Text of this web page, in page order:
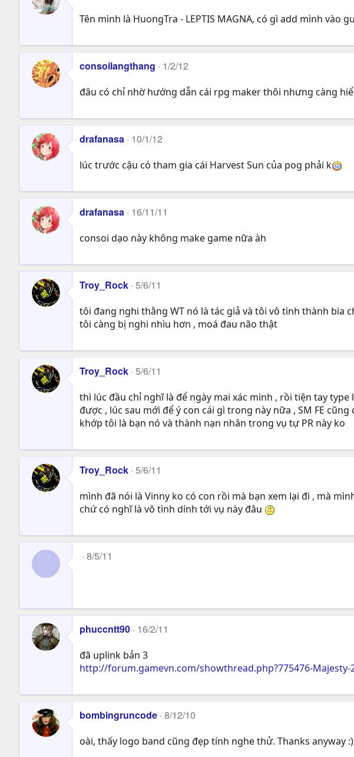
Tên mình là HuongTra - LEPTIS MAGNA, có gì add mình vào
consoilangthang 1/2/12
đâu có chỉ nhờ hướng dẫn cái rpg maker thôi nhưng càng
drafanasa 10/1/12
lúc trước cậu có tham gia cái Harvest Sun của pog phải k
drafanasa 16/11/11
consoi dạo này không make game nữa àh
Troy_Rock 5/6/11
tôi đang nghi thằng WT nó là tác giả và tôi vô tình thành
tôi càng bị nghi nhìu hơn , moá đau não thật
Troy_Rock 5/6/11
thì lúc đầu chỉ nghĩ là để ngày mai xác minh , rồi tiện tay
được , lúc sau mới để ý con cái gì trong này nữa , SM FE
khớp tôi là bạn nó và thành nạn nhân trong vụ tự PR này ko
Troy_Rock 5/6/11
mình đã nói là Vinny ko có con rồi mà bạn xem lại đi , mà
chứ có nghĩ là vô tình dính tới vụ này đâu
8/5/11
phuccntt90 16/2/11
đã uplink bản 3
http://forum.gamevn.com/showthread.php?775476-Majesty-
bombingruncode 8/12/10
oài, thấy logo band cũng đẹp tính nghe thử. Thanks anyway :)